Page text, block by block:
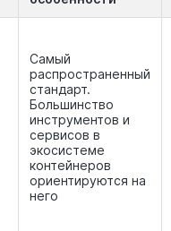
Самый
распространенный
стандарт.
Большинство
инструментов и
сервисов в
экосистеме
контейнеров
ориентируются на
него